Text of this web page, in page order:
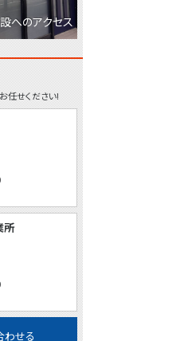
へのアクセス
任せください!
所
わせる